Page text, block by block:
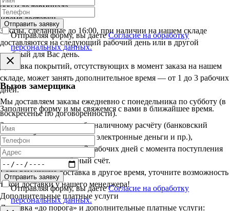
900 ₽ до терминала
Время доставки
Заказы, сделанные до 16:00, при наличии на нашем складе
доставляются на следующий рабочий день или в другой
удобный для Вас день.
Доставка покрытий, отсутствующих в момент заказа на нашем
складе, может занять дополнительное время — от 1 до 3 рабочих
дней.
Мы доставляем заказы ежедневно с понедельника по субботу (в
воскресенье по договорённости).
Заказы, оплаченные по безналичному расчёту (банковский
перевод, банковская карта, электронные деньги и пр.),
доставляются в срок до 3 рабочих дней с момента поступления
оплаты на наш расчётный счёт.
Если вам нужна доставка в другое время, уточните возможность
такой доставки у нашего менеджера!
Дополнительные платные услуги
Доставка «до порога» и дополнительные платные услуги:
Отправить заявку
Отправляя форму, вы даетеСогласие на обработку
персональных данных.
Вызов замерщика
Заполните форму и мы свяжемся с вами в ближайшее время.
Отправить заявку
Отправляя форму, вы даетеСогласие на обработку
персональных данных.